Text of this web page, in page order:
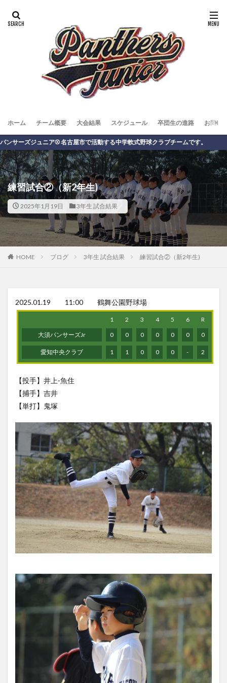
ホーム チーム概要 大会結果 スケジュール 卒団生の進路 お問い
ュニア⚾️ 名古屋市で活動する中学軟式野球クラブチームです。
練習試合②（新2年生)
2025年1月19日 3年生 試合結果
HOME ブログ 3年生 試合結果 練習試合②（新2年生)
2025.01.19 11:00 鶴舞公園野球場
1 2 3 4 5 6
R
大須パンサーズJr
0 0 0 0 0 0 0
愛知中央クラブ 1 1 0 0 0 - 2
【投手】井上-魚住
【捕手】吉井
【単打】鬼塚